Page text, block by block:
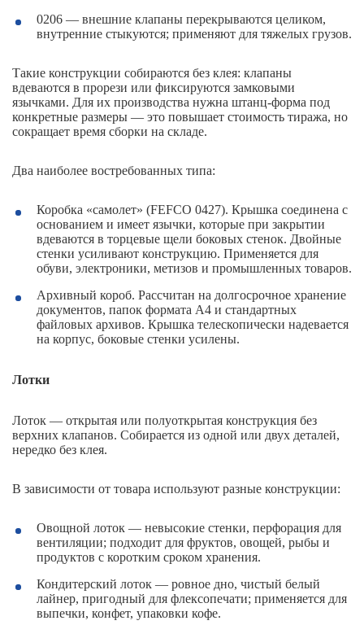
0206 — внешние клапаны перекрываются целиком,
внутренние стыкуются; применяют для тяжелых грузов.
Такие конструкции собираются без клея: клапаны
вдеваются в прорези или фиксируются замковыми
язычками. Для их производства нужна штанц-форма под
конкретные размеры — это повышает стоимость тиража, но
сокращает время сборки на складе.
Два наиболее востребованных типа:
Коробка «самолет» (FEFCO 0427). Крышка соединена с
основанием и имеет язычки, которые при закрытии
вдеваются в торцевые щели боковых стенок. Двойные
стенки усиливают конструкцию. Применяется для
обуви, электроники, метизов и промышленных товаров.
Архивный короб. Рассчитан на долгосрочное хранение
документов, папок формата А4 и стандартных
файловых архивов. Крышка телескопически надевается
на корпус, боковые стенки усилены.
Лотки
Лоток — открытая или полуоткрытая конструкция без
верхних клапанов. Собирается из одной или двух деталей,
нередко без клея.
В зависимости от товара используют разные конструкции:
Овощной лоток — невысокие стенки, перфорация для
вентиляции; подходит для фруктов, овощей, рыбы и
продуктов с коротким сроком хранения.
Кондитерский лоток — ровное дно, чистый белый
лайнер, пригодный для флексопечати; применяется для
выпечки, конфет, упаковки кофе.